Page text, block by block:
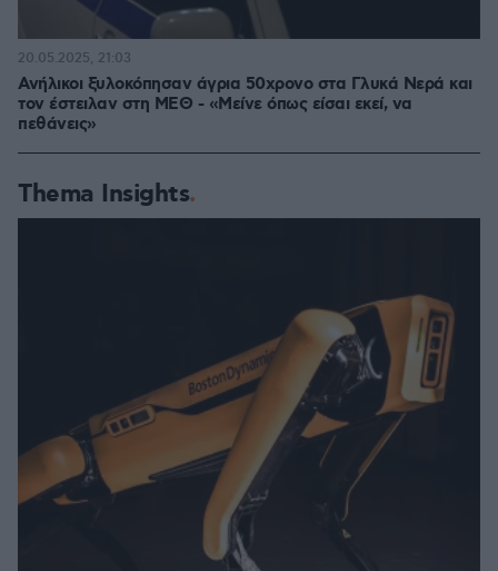
Ανήλικοι ξυλοκόπησαν άγρια 50χρονο στα Γλυκά Νερά και
τον έστειλαν στη ΜΕΘ - «Μείνε όπως είσαι εκεί, να
πεθάνεις»
20.05.2025, 21:03
Thema Insights